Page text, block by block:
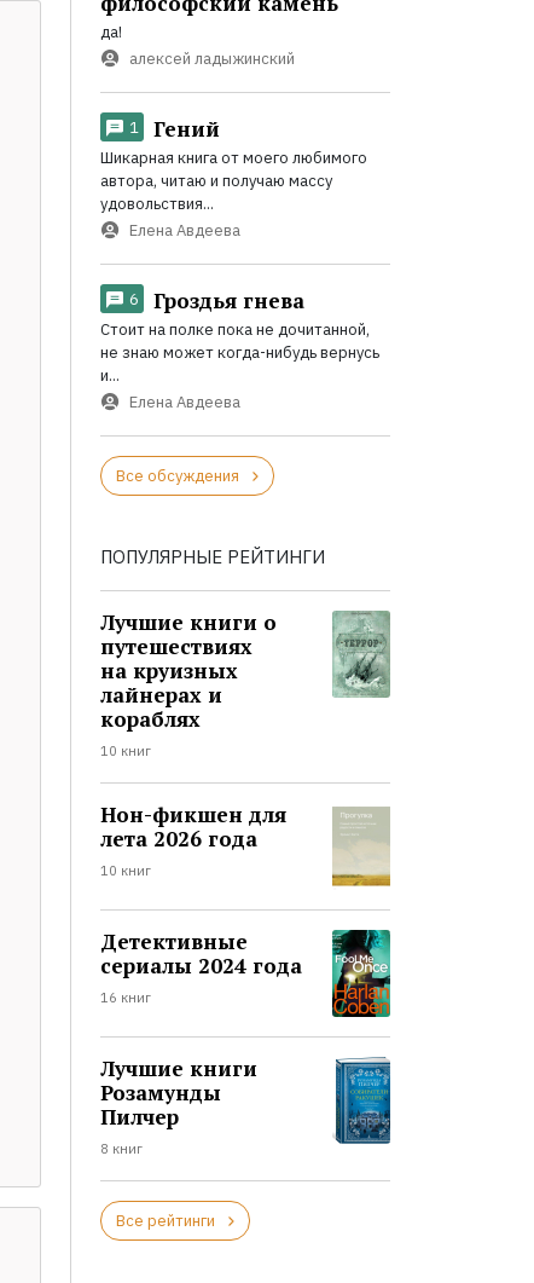
да!
алексей ладыжинский
1 Гений
Шикарная книга от моего любимого
автора, читаю и получаю массу
удовольствия...
Елена Авдеева
6 Гроздья гнева
Стоит на полке пока не дочитанной,
не знаю может когда-нибудь вернусь
и...
Елена Авдеева
Все обсуждения
ПОПУЛЯРНЫЕ РЕЙТИНГИ
Лучшие книги о
путешествиях
на круизных
лайнерах и
кораблях
10 книг
Нон-фикшен для
лета 2026 года
10 книг
Детективные
сериалы 2024 года
16 книг
Лучшие книги
Розамунды
Пилчер
8 книг
Все рейтинги